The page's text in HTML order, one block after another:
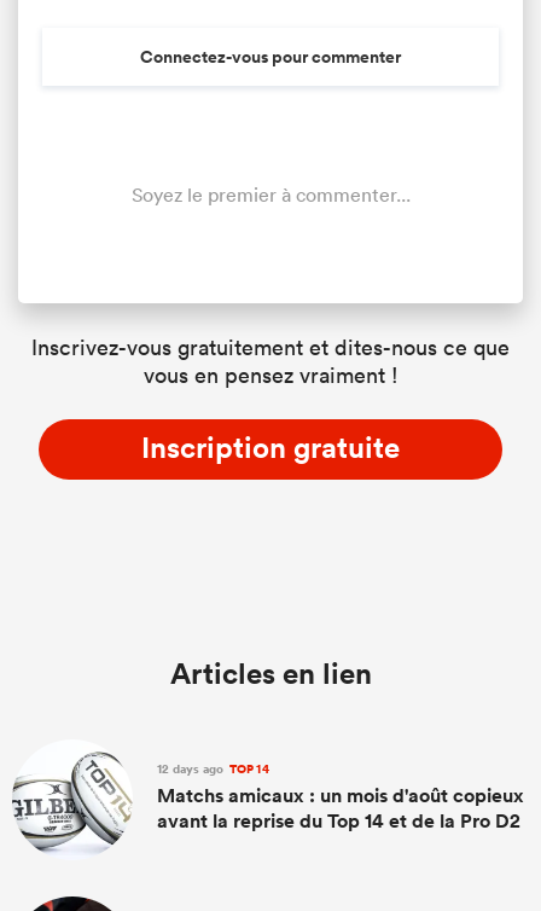
Connectez-vous pour commenter
Soyez le premier à commenter...
Inscrivez-vous gratuitement et dites-nous ce que
vous en pensez vraiment !
Inscription gratuite
Articles en lien
12 days ago TOP 14
Matchs amicaux : un mois d'août copieux
avant la reprise du Top 14 et de la Pro D2